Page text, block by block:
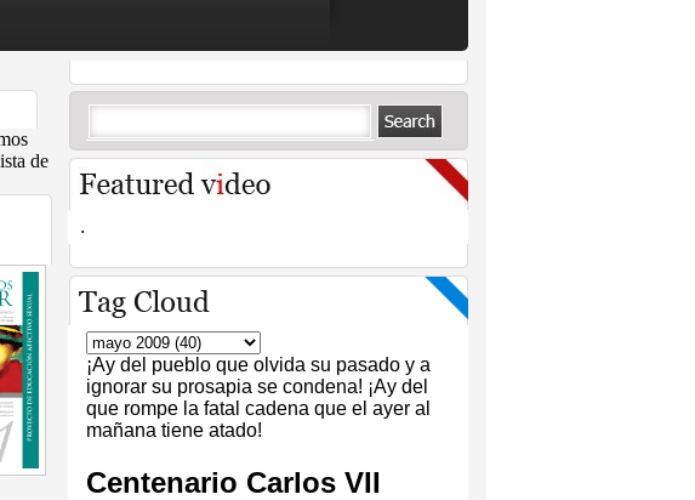
de
.
¡Ay del pueblo que olvida su pasado y a
ignorar su prosapia se condena! ¡Ay del
que rompe la fatal cadena que el ayer al
mañana tiene atado!
Centenario Carlos VII